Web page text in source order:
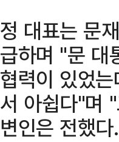
정 대표는 문
급하며 "문 대
협력이 있었
서 아쉽다"며
변인은 전했다.